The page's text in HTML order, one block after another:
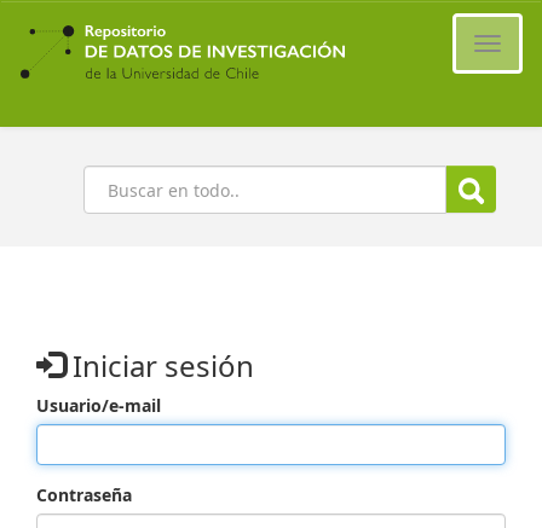
Ir
contenido
principal
Buscar
Iniciar sesión
Usuario/e-mail
Contraseña